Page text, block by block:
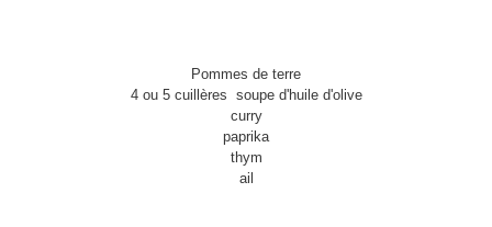
Pommes de terre
4 ou 5 cuillères soupe d'huile d'olive
curry
paprika
thym
ail